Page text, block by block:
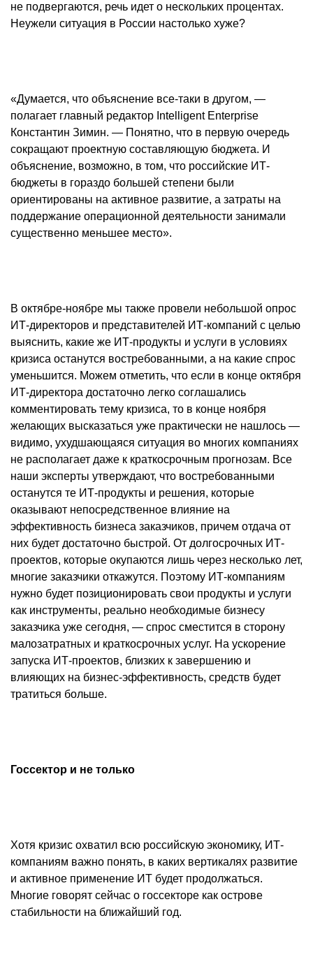
не подвергаются, речь идет о нескольких процентах.
Неужели ситуация в России настолько хуже?
«Думается, что объяснение все-таки в другом, —
полагает главный редактор Intelligent Enterprise
Константин Зимин. — Понятно, что в первую очередь
сокращают проектную составляющую бюджета. И
объяснение, возможно, в том, что российские ИТ-
бюджеты в гораздо большей степени были
ориентированы на активное развитие, а затраты на
поддержание операционной деятельности занимали
существенно меньшее место».
В октябре-ноябре мы также провели небольшой опрос
ИТ-директоров и представителей ИТ-компаний с целью
выяснить, какие же ИТ-продукты и услуги в условиях
кризиса останутся востребованными, а на какие спрос
уменьшится. Можем отметить, что если в конце октября
ИТ-директора достаточно легко соглашались
комментировать тему кризиса, то в конце ноября
желающих высказаться уже практически не нашлось —
видимо, ухудшающаяся ситуация во многих компаниях
не располагает даже к краткосрочным прогнозам. Все
наши эксперты утверждают, что востребованными
останутся те ИТ-продукты и решения, которые
оказывают непосредственное влияние на
эффективность бизнеса заказчиков, причем отдача от
них будет достаточно быстрой. От долгосрочных ИТ-
проектов, которые окупаются лишь через несколько лет,
многие заказчики откажутся. Поэтому ИТ-компаниям
нужно будет позиционировать свои продукты и услуги
как инструменты, реально необходимые бизнесу
заказчика уже сегодня, — спрос сместится в сторону
малозатратных и краткосрочных услуг. На ускорение
запуска ИТ-проектов, близких к завершению и
влияющих на бизнес-эффективность, средств будет
тратиться больше.
Госсектор и не только
Хотя кризис охватил всю российскую экономику, ИТ-
компаниям важно понять, в каких вертикалях развитие
и активное применение ИТ будет продолжаться.
Многие говорят сейчас о госсекторе как острове
стабильности на ближайший год.